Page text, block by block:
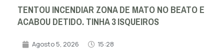
TENTOU INCENDIAR ZONA DE MATO NO BEATO E
ACABOU DETIDO. TINHA 3 ISQUEIROS
Agosto 5, 2026 15:28